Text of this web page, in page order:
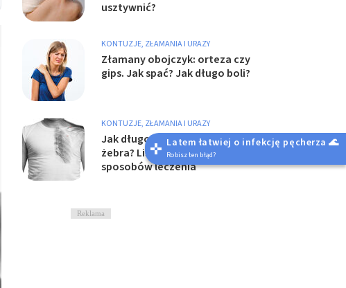
usztywnić?
KONTUZJE, ZŁAMANIA I URAZY
Złamany obojczyk: orteza czy
gips. Jak spać? Jak długo boli?
KONTUZJE, ZŁAMANIA I URAZY
Jak długo bolą stłuczone
żebra? Lista objawów i
sposobów leczenia
Reklama
Latem łatwiej o infekcję pęcherza 🌊
Robisz ten błąd?